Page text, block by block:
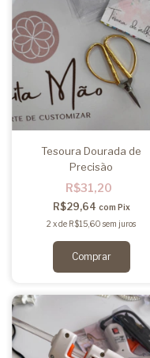
Tesoura Dourada de
Precisão
R$31,20
R$29,64 com Pix
2 xde R$15,60 sem juros